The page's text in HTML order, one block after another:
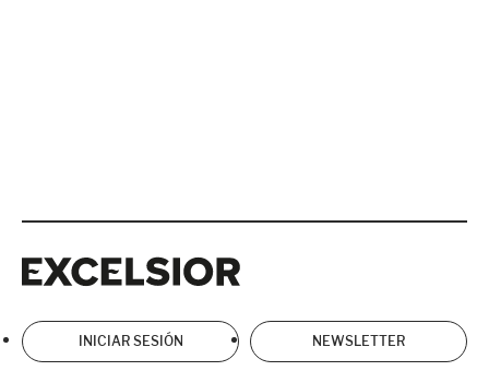
INICIAR SESIÓN NEWSLETTER